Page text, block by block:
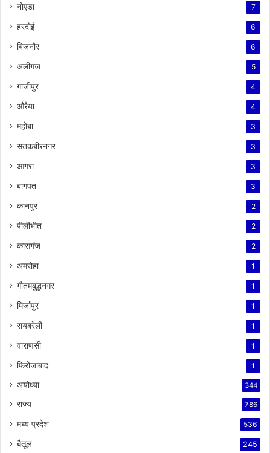
नोएडा 7
हरदोई 6
बिजनौर 6
अलीगंज 5
गाजीपुर 4
औरैया 4
महोबा 3
संतकबीरनगर 3
आगरा 3
बागपत 3
कानपुर 2
पीलीभीत 2
कासगंज 2
अमरोहा 1
गौतमबुद्धनगर 1
मिर्जापुर 1
रायबरेली 1
वाराणसी 1
फिरोजाबाद 1
अयोध्या 344
राज्य 786
मध्य प्रदेश 536
बैतूल 245